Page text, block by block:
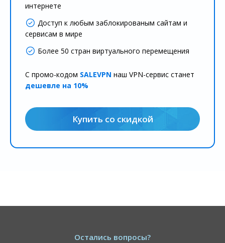
интернете
Доступ к любым заблокированым сайтам и
сервисам в мире
Более 50 стран виртуального перемещения
С промо-кодом SALEVPN наш VPN-сервис станет
дешевле на 10%
Купить со скидкой
Остались вопросы?